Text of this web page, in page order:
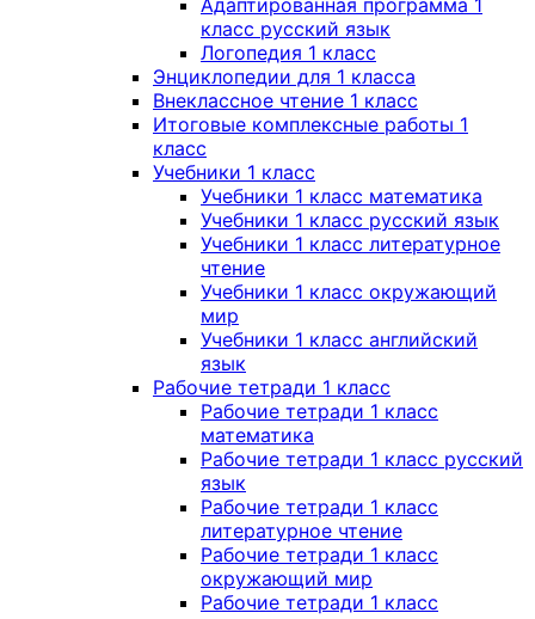
Адаптированная программа 1
класс русский язык
Логопедия 1 класс
Энциклопедии для 1 класса
Внеклассное чтение 1 класс
Итоговые комплексные работы 1
класс
Учебники 1 класс
Учебники 1 класс математика
Учебники 1 класс русский язык
Учебники 1 класс литературное
чтение
Учебники 1 класс окружающий
мир
Учебники 1 класс английский
язык
Рабочие тетради 1 класс
Рабочие тетради 1 класс
математика
Рабочие тетради 1 класс русский
язык
Рабочие тетради 1 класс
литературное чтение
Рабочие тетради 1 класс
окружающий мир
Рабочие тетради 1 класс